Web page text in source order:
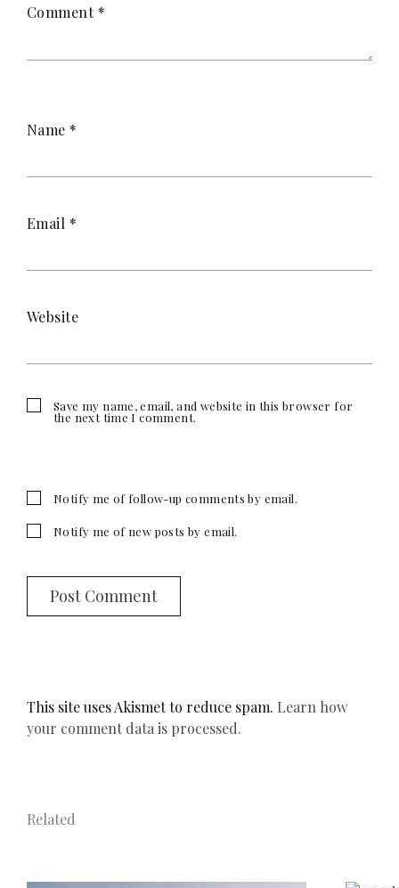
Comment *
Name *
Email *
Website
Save my name, email, and website in this browser for
the next time I comment.
Notify me of follow-up comments by email.
Notify me of new posts by email.
This site uses Akismet to reduce spam. Learn how
your comment data is processed.
Related